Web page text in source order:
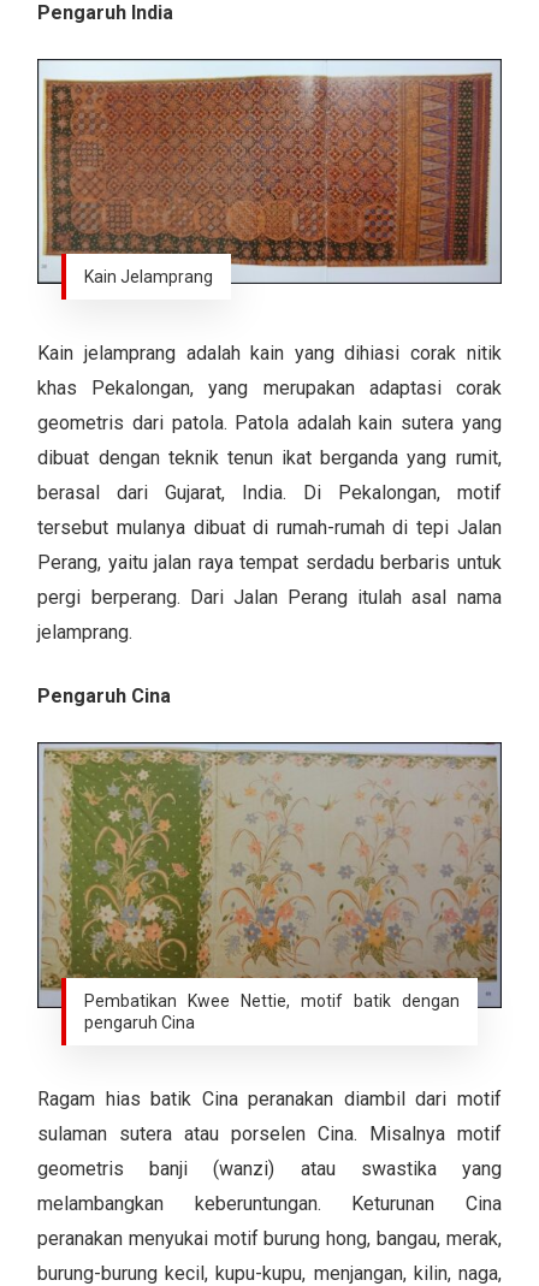
Pengaruh India
Kain Jelamprang
Kain jelamprang adalah kain yang dihiasi corak nitik
khas Pekalongan, yang merupakan adaptasi corak
geometris dari patola. Patola adalah kain sutera yang
dibuat dengan teknik tenun ikat berganda yang rumit,
berasal dari Gujarat, India. Di Pekalongan, motif
tersebut mulanya dibuat di rumah-rumah di tepi Jalan
Perang, yaitu jalan raya tempat serdadu berbaris untuk
pergi berperang. Dari Jalan Perang itulah asal nama
jelamprang.
Pengaruh Cina
Pembatikan Kwee Nettie, motif batik dengan
pengaruh Cina
Ragam hias batik Cina peranakan diambil dari motif
sulaman sutera atau porselen Cina. Misalnya motif
geometris banji (wanzi) atau swastika yang
melambangkan keberuntungan. Keturunan Cina
peranakan menyukai motif burung hong, bangau, merak,
burung-burung kecil, kupu-kupu, menjangan, kilin, naga,